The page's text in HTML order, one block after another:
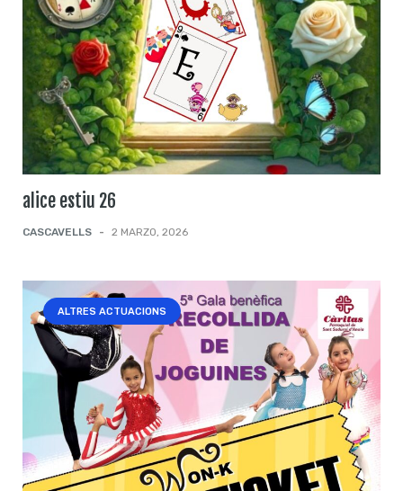
alice estiu 26
CASCAVELLS - 2 MARZO, 2026
ALTRES ACTUACIONS